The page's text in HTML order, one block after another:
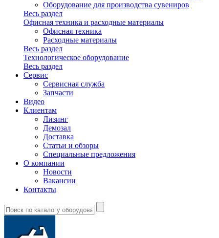
Оборудование для производства сувениров
Весь раздел
Офисная техника и расходные материалы
Офисная техника
Расходные материалы
Весь раздел
Технологическое оборудование
Весь раздел
Сервис
Сервисная служба
Запчасти
Видео
Клиентам
Лизинг
Демозал
Доставка
Статьи и обзоры
Специальные предложения
О компании
Новости
Вакансии
Контакты